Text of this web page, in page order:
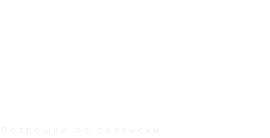
Потрошки по селянски